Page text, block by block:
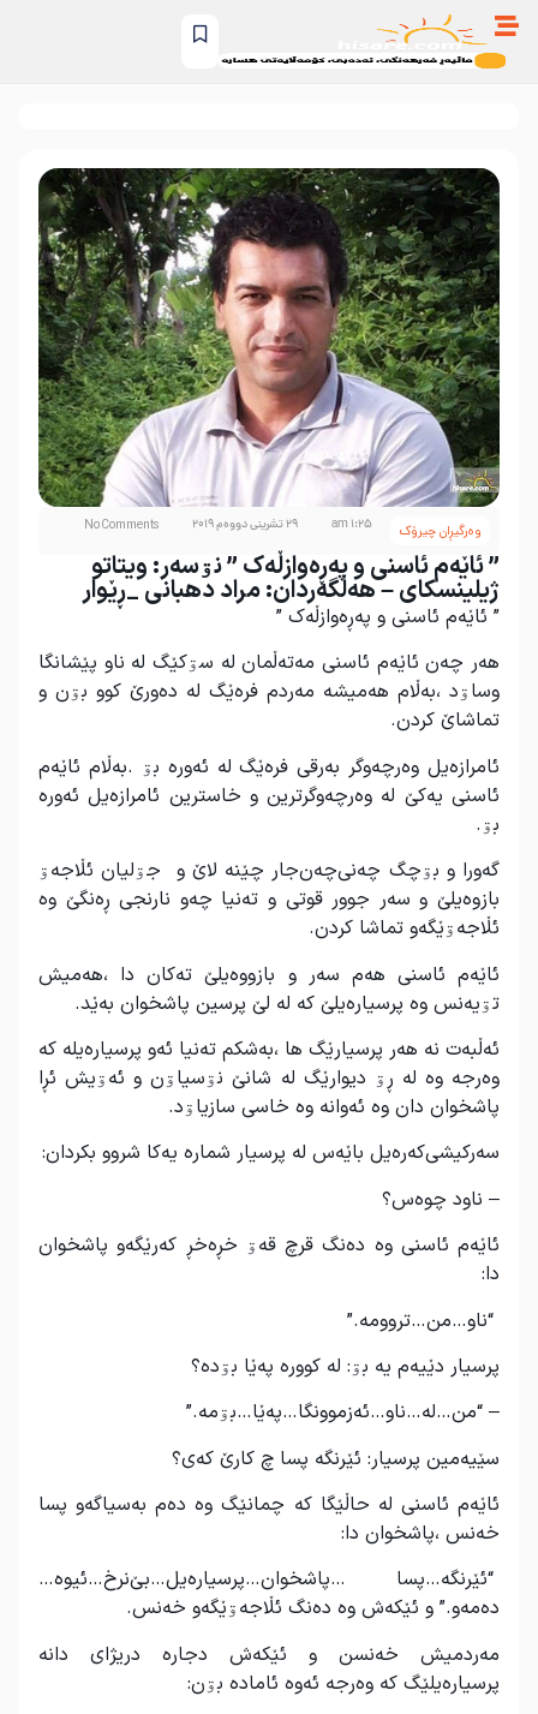
وەرگیڕان چیرۆک 1:25 am 29 تشرینی دووەم 2019 No Comments
” ئاێەم ئاسنی و پەڕەوازڵەک ” نۊسەر: ویتاتو
ژیلینسکای – هەڵگەردان: مراد دهبانی _ڕێوار
” ئاێەم ئاسنی و پەڕەوازڵەک ”
هەر چەن ئاێەم ئاسنی مەتەڵمان لە سۊکێگ لە ناو پێشانگا
وساۊد ،بەڵام هەمیشە مەردم فرەێگ لە دەورێ کوو بۊن و
تماشاێ کردن.
ئامرازەیل وەرچەوگر بەرقی فرەێگ لە ئەورە بۊ .بەڵام ئاێەم
ئاسنی یەکێ لە وەرچەوگرترین و خاسترین ئامرازەیل ئەورە
بۊ.
گەورا و بۊچگ چەنی‌چەن‌جار چێنە لاێ و جۊلیان ئڵاجەۊ
بازوەیلێ و سەر جوور قوتی و تەنیا چەو نارنجی ڕەنگێ وە
ئڵاجەۊێگەو تماشا کردن.
ئاێەم ئاسنی هەم سەر و بازووەیلێ تەکان دا ،هەمیش
تۊیەنس وە پرسیارەیلێ کە لە لێ پرسین پاشخوان بەێد.
ئەڵبەت نە هەر پرسیارێگ ها ،بەشکم تەنیا ئەو پرسیارەیلە کە
وەرجە وە لە ڕۊ دیوارێگ لە شانێ نۊسیاۊن و ئەۊیش ئڕا
پاشخوان دان وە ئەوانە وە خاسی سازیاۊد.
سەرکیشی‌کەرەیل باێەس لە پرسیار شمارە یەکا شروو بکردان:
– ناود چوەس؟
ئاێەم ئاسنی وە دەنگ قرچ قەۊ خڕەخڕ کەرێگەو پاشخوان
دا:
“ناو…من…تروومە.”
پرسیار دێیەم یە بۊ: لە کوورە پەێا بۊدە؟
– “من…لە…ناو…ئەزموونگا…پەێا…بۊمە.”
سێیەمین پرسیار: ئێرنگە پسا چ کارێ کەی؟
ئاێەم ئاسنی لە حاڵێگا کە چمانێگ وە دەم بەسیاگەو پسا
خەنس ،پاشخوان دا:
“ئێرنگە…پسا …پاشخوان…پرسیارەیل…بێ‌نرخ…ئیوە…
دەمەو.” و ئێکەش وە دەنگ ئڵاجەۊێگەو خەنس.
مەردمیش خەنسن و ئێکەش دجارە دریژای دانە
پرسیارەیلێگ کە وەرجە ئەوە ئامادە بۊن: